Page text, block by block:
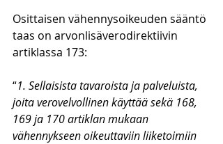
Osittaisen vähennysoikeuden sääntö
taas on arvonlisäverodirektiivin
artiklassa 173:
“1. Sellaisista tavaroista ja palveluista,
joita verovelvollinen käyttää sekä 168,
169 ja 170 artiklan mukaan
vähennykseen oikeuttaviin liiketoimiin